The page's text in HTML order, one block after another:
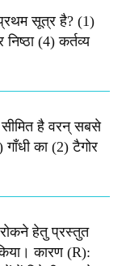
प्रथम सूत्र है? (1)
निष्ठा (4) कर्तव्य
सीमित है वरन् सबसे
का (2) टैगोर
रोकने हेतु प्रस्तुत
कारण (R):